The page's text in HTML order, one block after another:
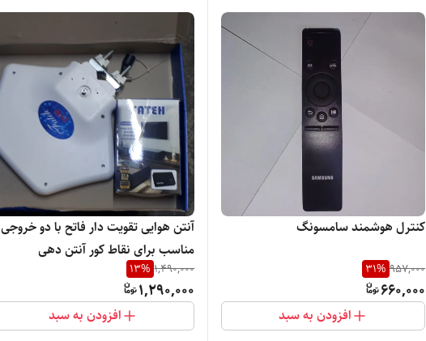
کنترل هوشمند سامسونگ
957,000
31%
660,000
افزودن به سبد
آنتن هوایی تقویت دار فاتح با دو خروجی
مناسب برای نقاط کور آنتن دهی
1,490,000
13%
1,290,000
افزودن به سبد